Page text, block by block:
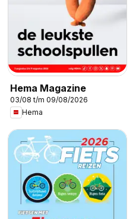
Hema Magazine
03/08 t/m 09/08/2026
Hema